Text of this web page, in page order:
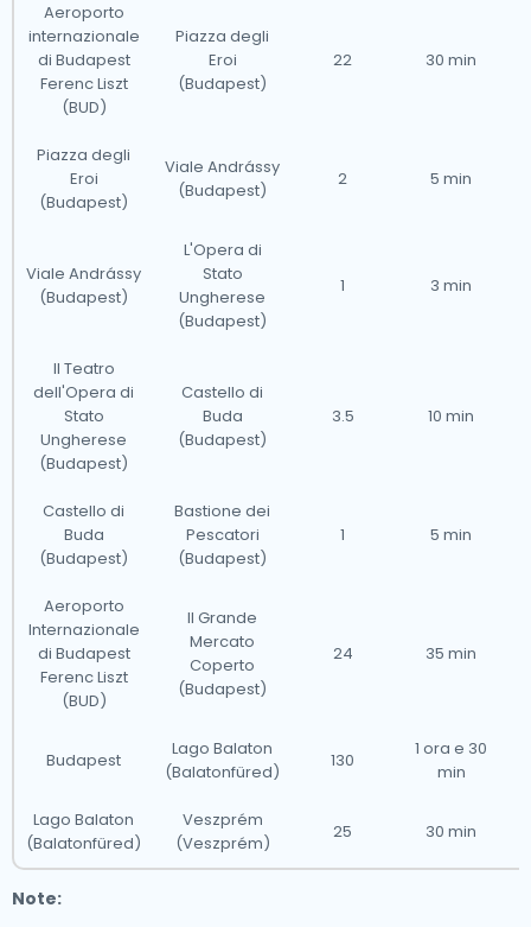
Aeroporto
internazionale
di Budapest
Ferenc Liszt
(BUD)
Piazza degli
Eroi
(Budapest)
22 30 min
Piazza degli
Eroi
(Budapest)
Viale Andrássy
(Budapest)
2 5 min
Viale Andrássy
(Budapest)
L'Opera di
Stato
Ungherese
(Budapest)
1 3 min
Il Teatro
dell'Opera di
Stato
Ungherese
(Budapest)
Castello di
Buda
(Budapest)
3.5 10 min
Castello di
Buda
(Budapest)
Bastione dei
Pescatori
(Budapest)
1 5 min
Aeroporto
Internazionale
di Budapest
Ferenc Liszt
(BUD)
Il Grande
Mercato
Coperto
(Budapest)
24 35 min
Budapest
Lago Balaton
(Balatonfüred)
130
1 ora e 30
min
Lago Balaton
(Balatonfüred)
Veszprém
(Veszprém)
25 30 min
Note: